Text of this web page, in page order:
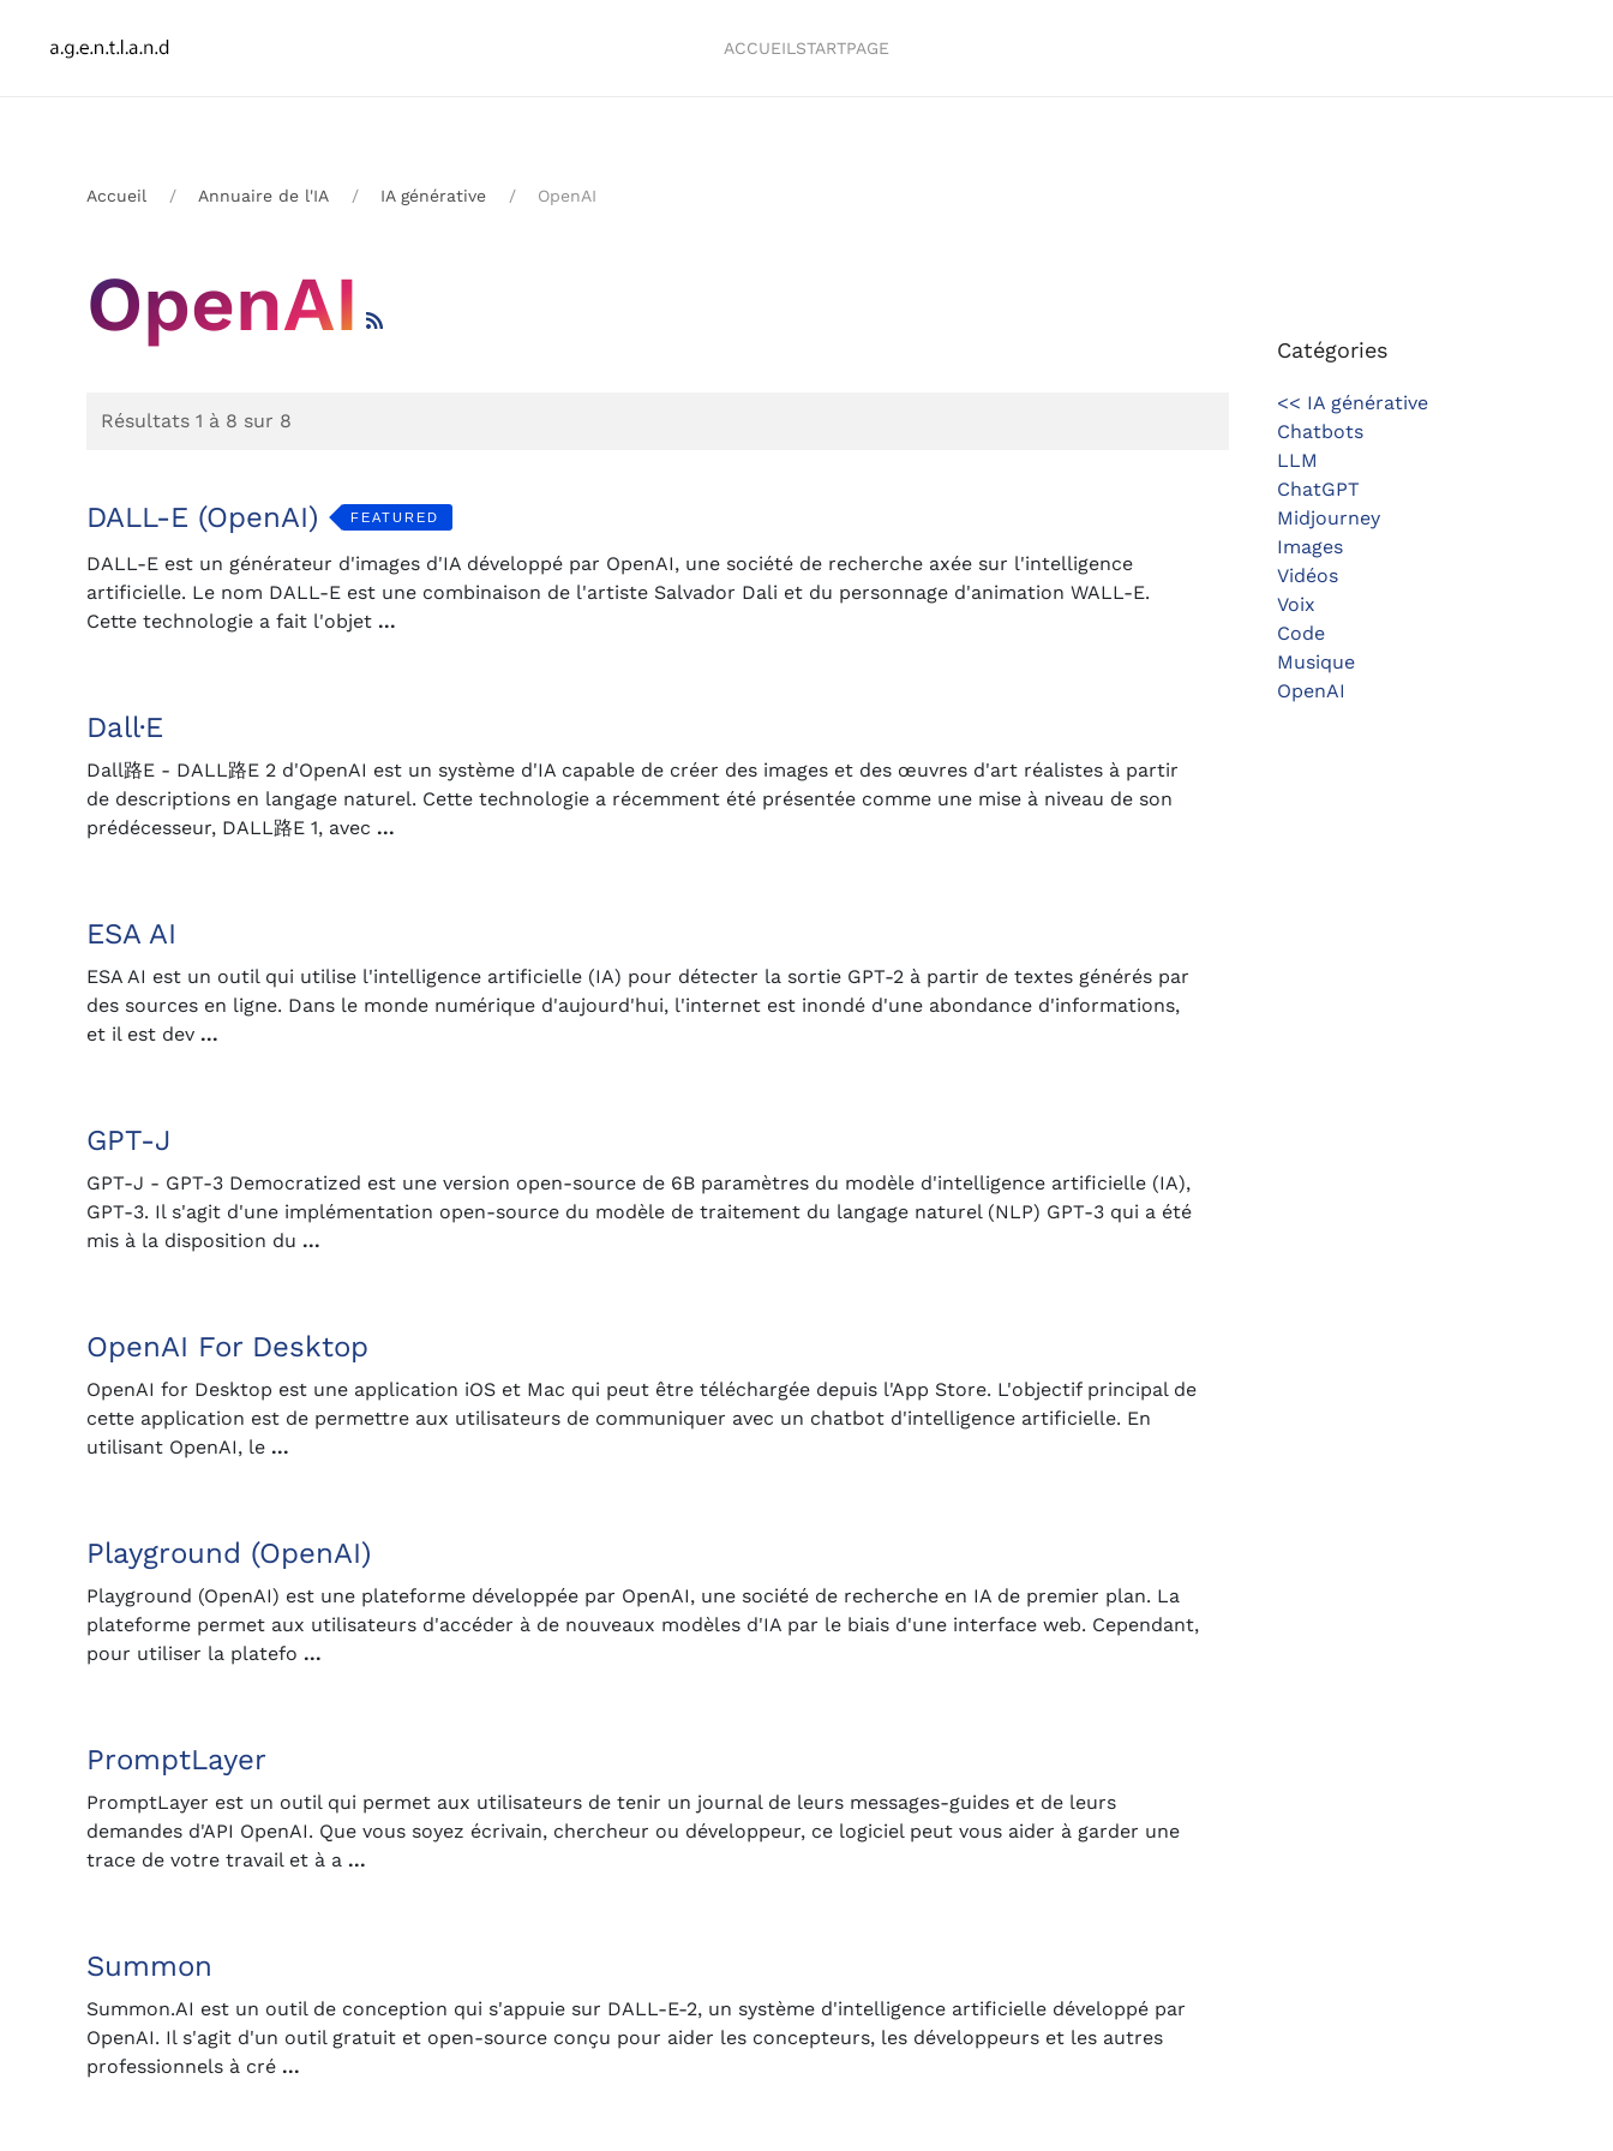
ACCUEIL STARTPAGE
Accueil Annuaire de l'IA IA générative OpenAI
OpenAI
Résultats 1 à 8 sur 8
DALL-E (OpenAI) FEATURED
DALL-E est un générateur d'images d'IA développé par OpenAI, une société de recherche axée sur l'intelligence
artificielle. Le nom DALL-E est une combinaison de l'artiste Salvador Dali et du personnage d'animation WALL-E.
Cette technologie a fait l'objet ...
Dall·E
Dall路E - DALL路E 2 d'OpenAI est un système d'IA capable de créer des images et des œuvres d'art réalistes à partir
de descriptions en langage naturel. Cette technologie a récemment été présentée comme une mise à niveau de son
prédécesseur, DALL路E 1, avec ...
ESA AI
ESA AI est un outil qui utilise l'intelligence artificielle (IA) pour détecter la sortie GPT-2 à partir de textes générés par
des sources en ligne. Dans le monde numérique d'aujourd'hui, l'internet est inondé d'une abondance d'informations,
et il est dev ...
GPT-J
GPT-J - GPT-3 Democratized est une version open-source de 6B paramètres du modèle d'intelligence artificielle (IA),
GPT-3. Il s'agit d'une implémentation open-source du modèle de traitement du langage naturel (NLP) GPT-3 qui a été
mis à la disposition du ...
OpenAI For Desktop
OpenAI for Desktop est une application iOS et Mac qui peut être téléchargée depuis l'App Store. L'objectif principal de
cette application est de permettre aux utilisateurs de communiquer avec un chatbot d'intelligence artificielle. En
utilisant OpenAI, le ...
Playground (OpenAI)
Playground (OpenAI) est une plateforme développée par OpenAI, une société de recherche en IA de premier plan. La
plateforme permet aux utilisateurs d'accéder à de nouveaux modèles d'IA par le biais d'une interface web. Cependant,
pour utiliser la platefo ...
PromptLayer
PromptLayer est un outil qui permet aux utilisateurs de tenir un journal de leurs messages-guides et de leurs
demandes d'API OpenAI. Que vous soyez écrivain, chercheur ou développeur, ce logiciel peut vous aider à garder une
trace de votre travail et à a ...
Summon
Summon.AI est un outil de conception qui s'appuie sur DALL-E-2, un système d'intelligence artificielle développé par
OpenAI. Il s'agit d'un outil gratuit et open-source conçu pour aider les concepteurs, les développeurs et les autres
professionnels à cré ...
Catégories
<< IA générative
Chatbots
LLM
ChatGPT
Midjourney
Images
Vidéos
Voix
Code
Musique
OpenAI